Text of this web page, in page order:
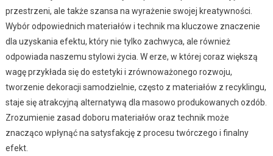
przestrzeni, ale także szansa na wyrażenie swojej kreatywności.
Wybór odpowiednich materiałów i technik ma kluczowe znaczenie
dla uzyskania efektu, który nie tylko zachwyca, ale również
odpowiada naszemu stylowi życia. W erze, w której coraz większą
wagę przykłada się do estetyki i zrównoważonego rozwoju,
tworzenie dekoracji samodzielnie, często z materiałów z recyklingu,
staje się atrakcyjną alternatywą dla masowo produkowanych ozdób.
Zrozumienie zasad doboru materiałów oraz technik może
znacząco wpłynąć na satysfakcję z procesu twórczego i finalny
efekt.